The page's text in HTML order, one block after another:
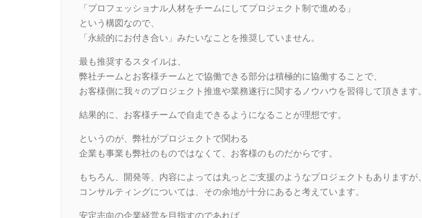
「プロフェッショナル人材をチームにしてプロジェクト制で進める」
という構図なので、
「永続的にお付き合い」みたいなことを推奨していません。
最も推奨するスタイルは、
弊社チームとお客様チームとで協働できる部分は積極的に協働することで、
お客様側に我々のプロジェクト推進や業務遂行に関するノウハウを習得して頂きます。
結果的に、お客様チームで自走できるようになることが理想です。
というのが、弊社がプロジェクトで関わる
企業も事業も弊社のものではなくて、お客様のものだからです。
もちろん、開発等、内容によっては丸っとご支援のようなプロジェクトもありますが、
コンサルティングについては、その余地が十分にあると考えています。
安定志向の企業経営を目指すのであれば、